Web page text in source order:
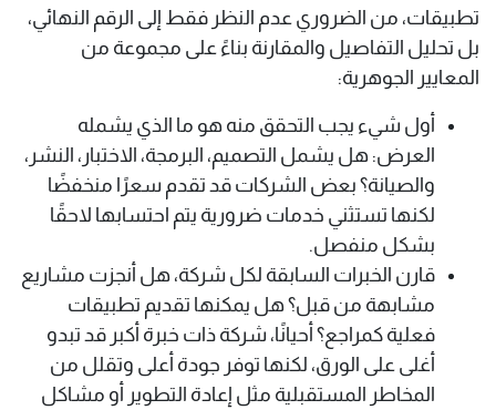
تطبيقات، من الضروري عدم النظر فقط إلى الرقم النهائي،
بل تحليل التفاصيل والمقارنة بناءً على مجموعة من
المعايير الجوهرية:
أول شيء يجب التحقق منه هو ما الذي يشمله
العرض: هل يشمل التصميم، البرمجة، الاختبار، النشر،
والصيانة؟ بعض الشركات قد تقدم سعرًا منخفضًا
لكنها تستثني خدمات ضرورية يتم احتسابها لاحقًا
بشكل منفصل.
قارن الخبرات السابقة لكل شركة، هل أنجزت مشاريع
مشابهة من قبل؟ هل يمكنها تقديم تطبيقات
فعلية كمراجع؟ أحيانًا، شركة ذات خبرة أكبر قد تبدو
أغلى على الورق، لكنها توفر جودة أعلى وتقلل من
المخاطر المستقبلية مثل إعادة التطوير أو مشاكل